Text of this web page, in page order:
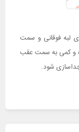
لبه فوقانی و سمت
فرو برده و کمی به سمت عقب
شود.